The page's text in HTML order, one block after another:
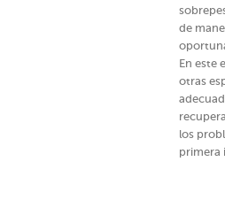
de
En este
otras
los
primera